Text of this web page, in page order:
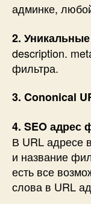
админке,
2.
description.
фильтра.
3. Cononical
4. SEO адрес
В URL адресе
и название
есть все
слова в URL